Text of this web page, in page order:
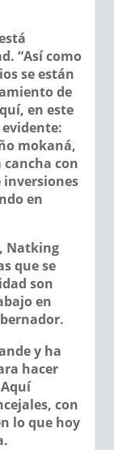
“Así como
se están
de
en este
mokaná,
cancha con
inversiones
en
Natking
que se
son
en
y ha
hacer
con
lo que hoy